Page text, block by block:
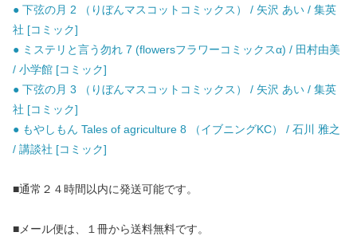
● 下弦の月 2 （りぼんマスコットコミックス） / 矢沢 あい / 集英
社 [コミック]
● ミステリと言う勿れ 7 (flowersフラワーコミックスα) / 田村由美
/ 小学館 [コミック]
● 下弦の月 3 （りぼんマスコットコミックス） / 矢沢 あい / 集英
社 [コミック]
● もやしもん Tales of agriculture 8 （イブニングKC） / 石川 雅之
/ 講談社 [コミック]
■通常２４時間以内に発送可能です。
■メール便は、１冊から送料無料です。